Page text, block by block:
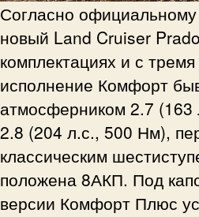
Согласно
новый Land Cruiser
комплектациях и с
исполнение Комфорт
атмосферником 2.7
2.8 (204 л.с., 500 Нм),
классическим
положена 8АКП. Под
версии Комфорт Плюс